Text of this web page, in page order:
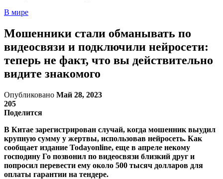
В мире
Мошенники стали обманывать по
видеосвязи и подключили нейросети:
теперь не факт, что вы действительно
видите знакомого
Опубликовано Май 28, 2023
205
Поделится
В Китае зарегистрирован случай, когда мошенник выудил
крупную сумму у жертвы, использовав нейросеть. Как
сообщает издание Todayonline, еще в апреле некому
господину Го позвонил по видеосвязи близкий друг и
попросил перевести ему около 500 тысяч долларов для
оплаты гарантии на тендере.